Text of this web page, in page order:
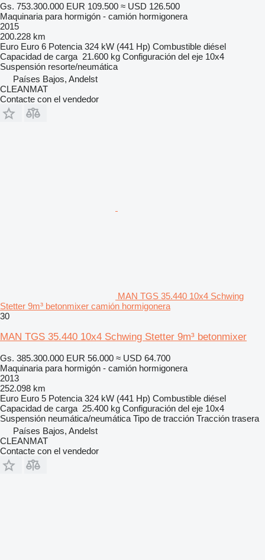
Gs. 753.300.000 EUR 109.500 ≈ USD 126.500
Maquinaria para hormigón - camión hormigonera
2015
200.228 km
Euro Euro 6 Potencia 324 kW (441 Hp) Combustible diésel
Capacidad de carga 21.600 kg Configuración del eje 10x4
Suspensión resorte/neumática
Países Bajos, Andelst
CLEANMAT
Contacte con el vendedor
MAN TGS 35.440 10x4 Schwing
Stetter 9m³ betonmixer camión hormigonera
30
MAN TGS 35.440 10x4 Schwing Stetter 9m³ betonmixer
Gs. 385.300.000 EUR 56.000 ≈ USD 64.700
Maquinaria para hormigón - camión hormigonera
2013
252.098 km
Euro Euro 5 Potencia 324 kW (441 Hp) Combustible diésel
Capacidad de carga 25.400 kg Configuración del eje 10x4
Suspensión neumática/neumática Tipo de tracción Tracción trasera
Países Bajos, Andelst
CLEANMAT
Contacte con el vendedor